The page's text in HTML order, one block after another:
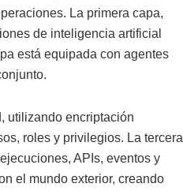
La primera capa,
de inteligencia artificial
está equipada con agentes
utilizando encriptación
roles y privilegios. La tercera
APIs, eventos y
el mundo exterior, creando